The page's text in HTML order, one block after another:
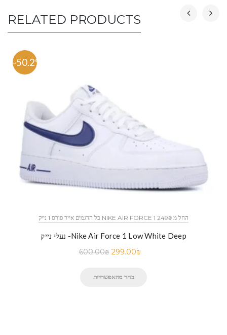
RELATED PRODUCTS
-50.2%
כל הדגמים אייר פורס 1 נייק NIKE AIR FORCE 1 החל מ 249₪
נעלי נייק -Nike Air Force 1 Low White Deep
600.00₪ 299.00₪
בחר מהאפשרויות